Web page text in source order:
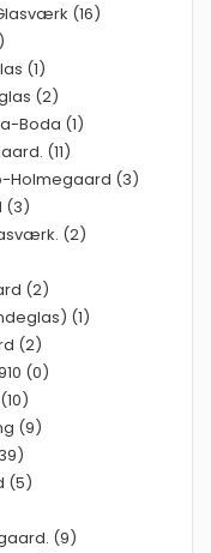
(16)
(1)
(2)
Boda (1)
(11)
Holmegaard (3)
(3)
(2)
(2)
(1)
(2)
(0)
(9)
(5)
(9)